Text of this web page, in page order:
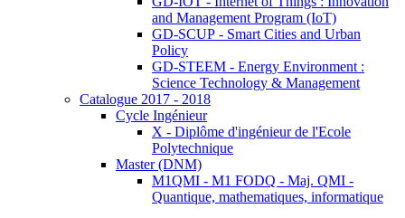
and Management Program (IoT)
GD-SCUP - Smart Cities and Urban
Policy
GD-STEEM - Energy Environment :
Science Technology & Management
Catalogue 2017 - 2018
Cycle Ingénieur
X - Diplôme d'ingénieur de l'Ecole
Polytechnique
Master (DNM)
M1QMI - M1 FODQ - Maj. QMI -
Quantique, mathematiques, informatique